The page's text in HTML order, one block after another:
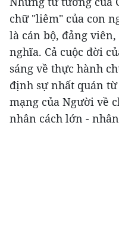
chữ "liêm" của con
là cán bộ, đảng viên,
nghĩa. Cả cuộc đời
sáng về thực hành
định sự nhất quán
mạng của Người về
nhân cách lớn -